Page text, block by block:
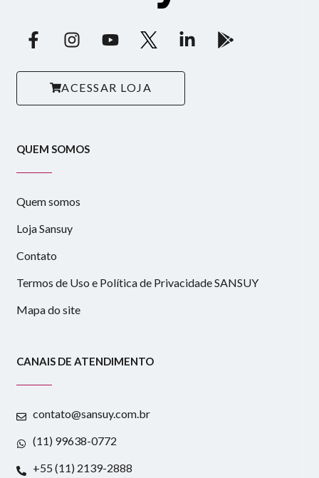
ACESSAR LOJA
QUEM SOMOS
Quem somos
Loja Sansuy
Contato
Termos de Uso e Política de Privacidade SANSUY
Mapa do site
CANAIS DE ATENDIMENTO
contato@sansuy.com.br
(11) 99638-0772
+55 (11) 2139-2888